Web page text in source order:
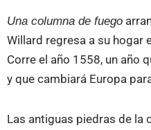
Una columna de fuego
Willard regresa a su hogar
Corre el año 1558, un año
y que cambiará Europa
Las antiguas piedras de la